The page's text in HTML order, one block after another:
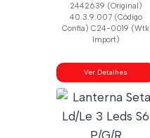
2442639 (Original)
40.3.9.007 (Código
Confia) C24-0019 (Wtk
Import)
Ver Detalhes